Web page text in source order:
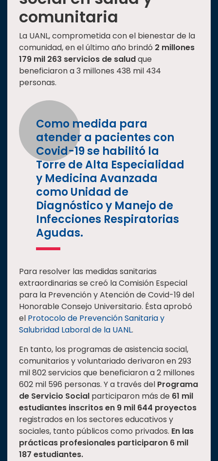
comunitaria
La UANL, comprometida con el bienestar de la
comunidad, en el último año brindó 2 millones
179 mil 263 servicios de saludque
beneficiaron a 3 millones 438 mil 434
personas.
Como medida para
atender a pacientes con
Covid-19 se habilitó la
Torre de Alta Especialidad
y Medicina Avanzada
como Unidad de
Diagnóstico y Manejo de
Infecciones Respiratorias
Agudas.
Para resolver las medidas sanitarias
extraordinarias se creó la Comisión Especial
para la Prevención y Atención de Covid-19 del
Honorable Consejo Universitario. Ésta aprobó
el Protocolo de Prevención Sanitaria y
Salubridad Laboral de la UANL.
En tanto, los programas de asistencia social,
comunitarios y voluntariado derivaron en 293
mil 802 servicios que beneficiaron a 2 millones
602 mil 596 personas. Y a través del Programa
de Servicio Social participaron más de 61 mil
estudiantes inscritos en 9 mil 644 proyectos
registrados en los sectores educativos y
sociales, tanto públicos como privados. En las
prácticas profesionales participaron 6 mil
187 estudiantes.